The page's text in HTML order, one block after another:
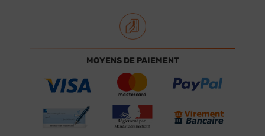
MOYENS DE PAIEMENT